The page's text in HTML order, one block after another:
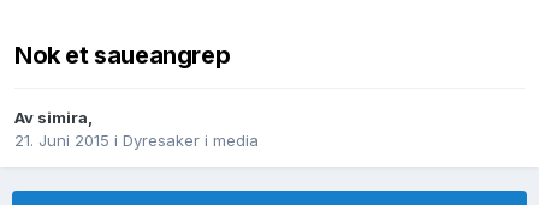
Nok et saueangrep
Av simira,
21. Juni 2015 i Dyresaker i media